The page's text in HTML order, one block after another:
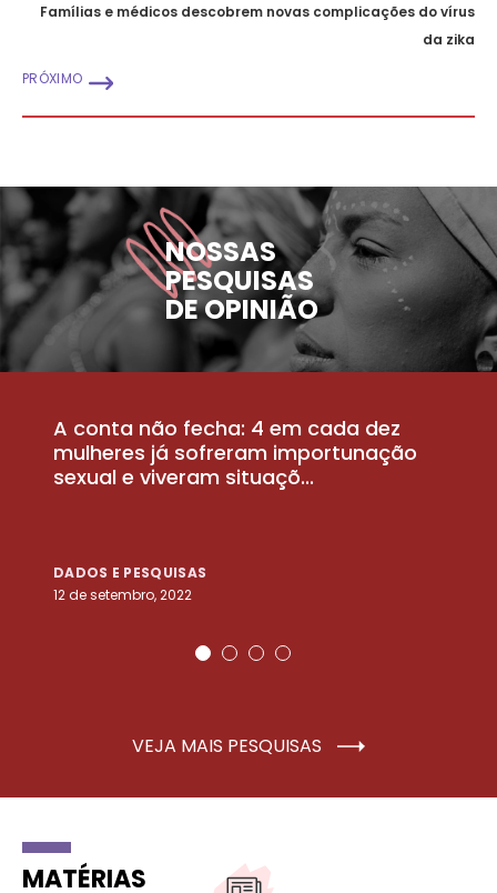
Famílias e médicos descobrem novas complicações do vírus
da zika
PRÓXIMO
NOSSAS
PESQUISAS
DE OPINIÃO
A conta não fecha: 4 em cada dez
mulheres já sofreram importunação
sexual e viveram situaçõ...
DADOS E PESQUISAS
12 de setembro, 2022
VEJA MAIS PESQUISAS
MATÉRIAS